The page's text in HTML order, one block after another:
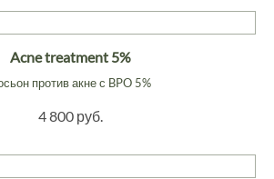
Acne treatment 5%
против акне с BPO 5%
4 800 руб.